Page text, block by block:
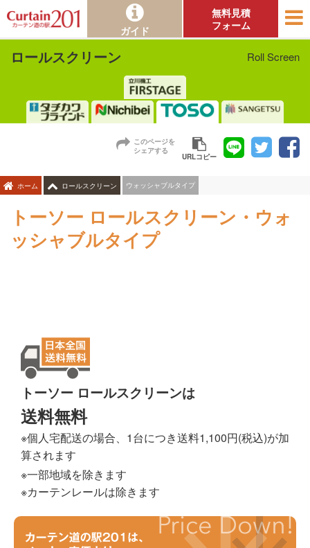
ガイド
無料見積
フォーム
ロールスクリーン Roll Screen
このページを
シェアする
URLコピー
ホーム ロールスクリーン ウォッシャブルタイプ
トーソー ロールスクリーン・ウォ
ッシャブルタイプ
トーソー ロールスクリーンは
送料無料
※個人宅配送の場合、1台につき送料1,100円(税込)が加
算されます
※一部地域を除きます
※カーテンレールは除きます